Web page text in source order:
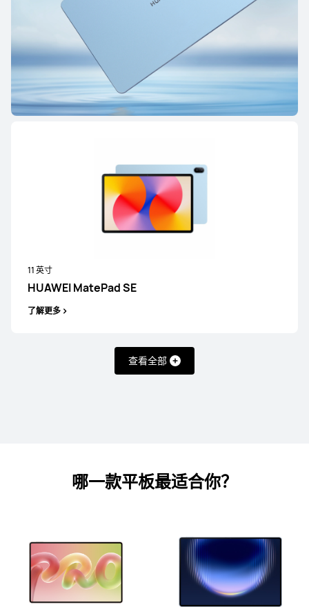
11 英寸
HUAWEI MatePad SE
了解更多
查看全部
HUAWEI MatePad Mini 悦读版
了解更多
12 英寸
HUAWEI MatePad 系列
了解更多 购买
11.5 英寸
HUAWEI MatePad 11.5 S
哪一款平板最适合你？